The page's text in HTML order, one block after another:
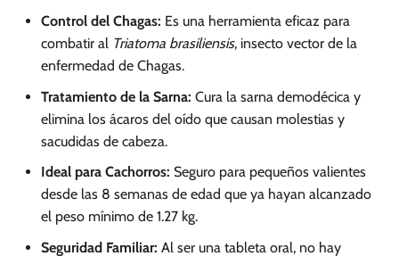
Control del Chagas: Es una herramienta eficaz para
combatir al Triatoma brasiliensis, insecto vector de la
enfermedad de Chagas.
Tratamiento de la Sarna: Cura la sarna demodécica y
elimina los ácaros del oído que causan molestias y
sacudidas de cabeza.
Ideal para Cachorros: Seguro para pequeños valientes
desde las 8 semanas de edad que ya hayan alcanzado
el peso mínimo de 1.27 kg.
Seguridad Familiar: Al ser una tableta oral, no hay